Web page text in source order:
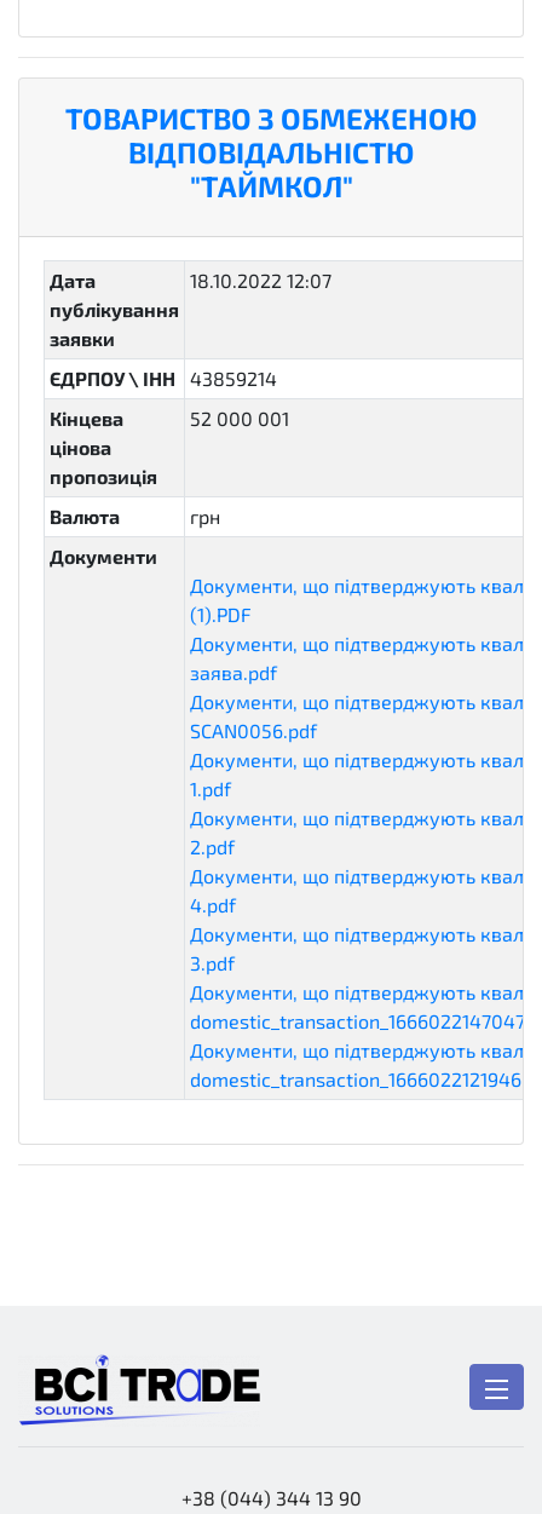
ТОВАРИСТВО З ОБМЕЖЕНОЮ
ВІДПОВІДАЛЬНІСТЮ
"ТАЙМКОЛ"
Дата
публікування
заявки
18.10.2022 12:07
ЄДРПОУ \ ІНН
43859214
Кінцева
цінова
пропозиція
52 000 001
Валюта
грн
Документи
Документи, що підтверджують
(1).PDF
Документи, що підтверджують
заява.pdfqualificationDocuments
Документи, що підтверджують
SCAN0056.pdfqualificationDocuments
Документи, що підтверджують
1.pdfqualificationDocuments
Документи, що підтверджують
2.pdfqualificationDocuments
Документи, що підтверджують
4.pdfqualificationDocuments
Документи, що підтверджують
3.pdfqualificationDocuments
Документи, що підтверджують
Документи, що підтверджують
+38 (044) 344 13 90